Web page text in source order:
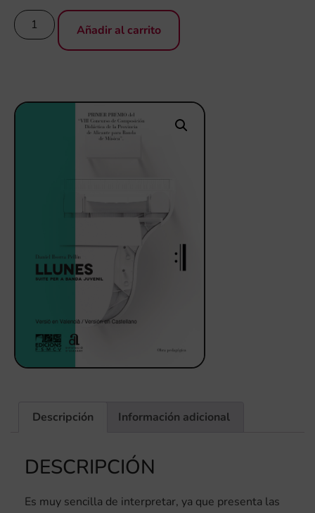
Añadir al carrito
Descripción Información adicional
DESCRIPCIÓN
Es muy sencilla de interpretar, ya que presenta las